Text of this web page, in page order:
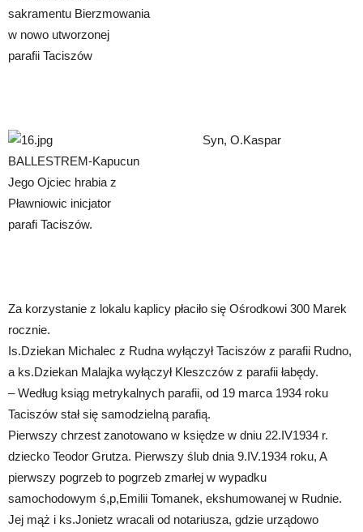
sakramentu Bierzmowania
w nowo utworzonej
parafii Taciszów
Syn, O.Kaspar
BALLESTREM-Kapucun
Jego Ojciec hrabia z
Pławniowic inicjator
parafi Taciszów.
Za korzystanie z lokalu kaplicy płaciło się Ośrodkowi 300 Marek
rocznie.
Is.Dziekan Michalec z Rudna wyłączył Taciszów z parafii Rudno,
a ks.Dziekan Malajka wyłączył Kleszczów z parafii łabędy.
– Według ksiąg metrykalnych parafii, od 19 marca 1934 roku
Taciszów stał się samodzielną parafią.
Pierwszy chrzest zanotowano w księdze w dniu 22.IV1934 r.
dziecko Teodor Grutza. Pierwszy ślub dnia 9.IV.1934 roku, A
pierwszy pogrzeb to pogrzeb zmarłej w wypadku
samochodowym ś,p,Emilii Tomanek, ekshumowanej w Rudnie.
Jej mąż i ks.Jonietz wracali od notariusza, gdzie urządowo